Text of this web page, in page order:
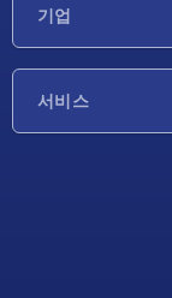
기업
서비스